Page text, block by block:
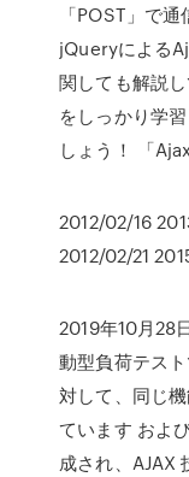
「POST」で
jQueryによる
関しても解説
をしっかり学
しょう！ 「
2012/02/16
2012/02/21
2019年10月28
動型負荷テス
対して、同じ
ています およ
成され、AJAX